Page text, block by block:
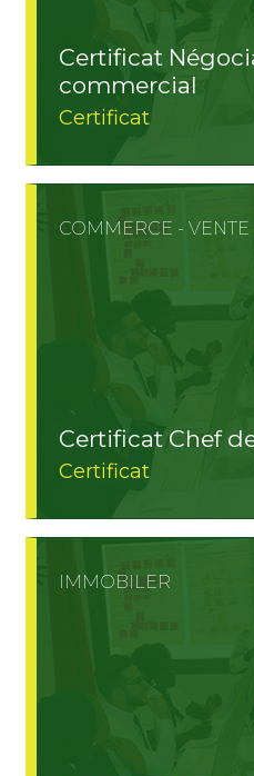
Certificat
commercial
Certificat
COMMERCE - VENTE
Certificat Chef
Certificat
IMMOBILER